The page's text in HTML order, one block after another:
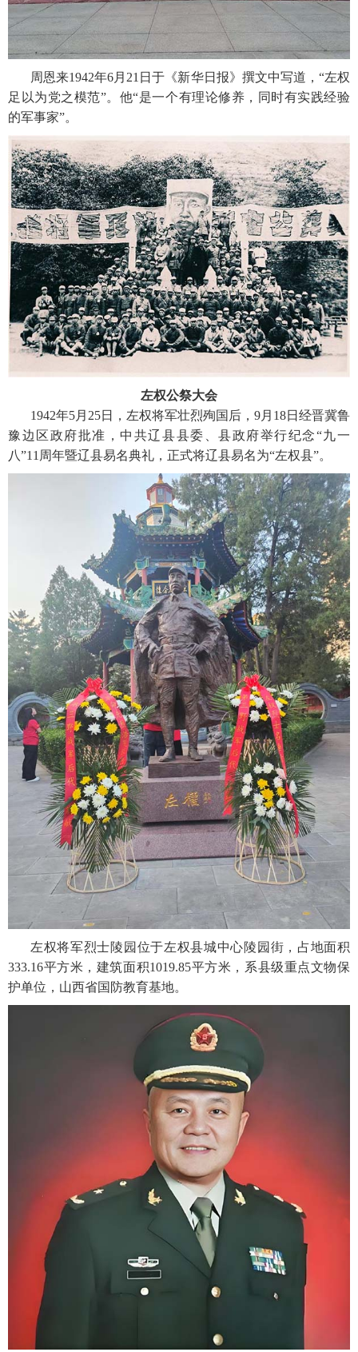
周恩来1942年6月21日于《新华日报》撰文中写道，“左权
足以为党之模范”。他“是一个有理论修养，同时有实践经验
的军事家”。
左权公祭大会
1942年5月25日，左权将军壮烈殉国后，9月18日经晋冀鲁
豫边区政府批准，中共辽县县委、县政府举行纪念“九一
八”11周年暨辽县易名典礼，正式将辽县易名为“左权县”。
左权将军烈士陵园位于左权县城中心陵园街，占地面积
333.16平方米，建筑面积1019.85平方米，系县级重点文物保
护单位，山西省国防教育基地。